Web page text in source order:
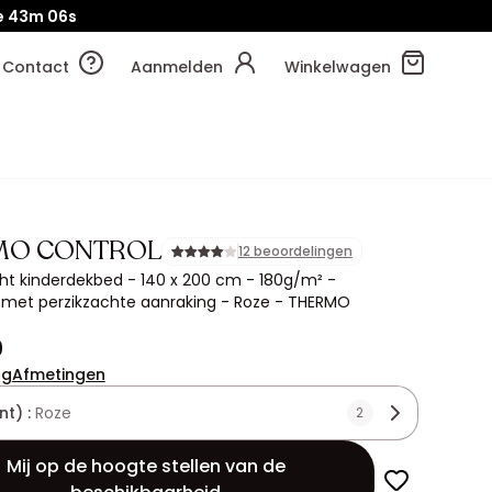
43m 03s
Contact Aanmelden Winkelwagen
CONTROL 12 beoordelingen
kinderdekbed - 140 x 200 cm - 180g/m² -
perzikzachte aanraking - Roze - THERMO
Afmetingen
:Roze 2
Mij op de hoogte stellen van de